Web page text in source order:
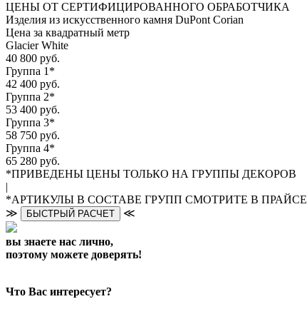
ЦЕНЫ ОТ СЕРТИФИЦИРОВАННОГО ОБРАБОТЧИКА
Изделия из искусственного камня DuPont Corian
Цена за квадратный метр
Glacier White
40 800 руб.
Группа 1*
42 400 руб.
Группа 2*
53 400 руб.
Группа 3*
58 750 руб.
Группа 4*
65 280 руб.
*ПРИВЕДЕНЫ ЦЕНЫ ТОЛЬКО НА ГРУППЫ ДЕКОРОВ
|
*АРТИКУЛЫ В СОСТАВЕ ГРУПП СМОТРИТЕ В ПРАЙСЕ
≫
БЫСТРЫЙ РАСЧЕТ ≪
вы знаете нас лично,
поэтому можете доверять!
Что Вас интересует?